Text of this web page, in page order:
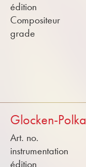
édition
Compositeur
grade
Glocken-Polka
Art. no.
instrumentation
édition